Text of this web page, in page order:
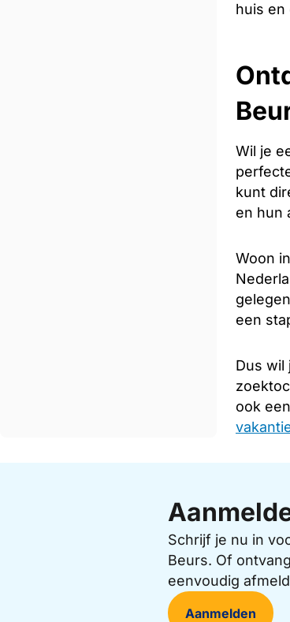
huis en
Wil je
kunt
en hun
Woon
een
Dus wil
ook
Schrijf je nu in
Beurs. Of
eenvoudig
Aanmelden